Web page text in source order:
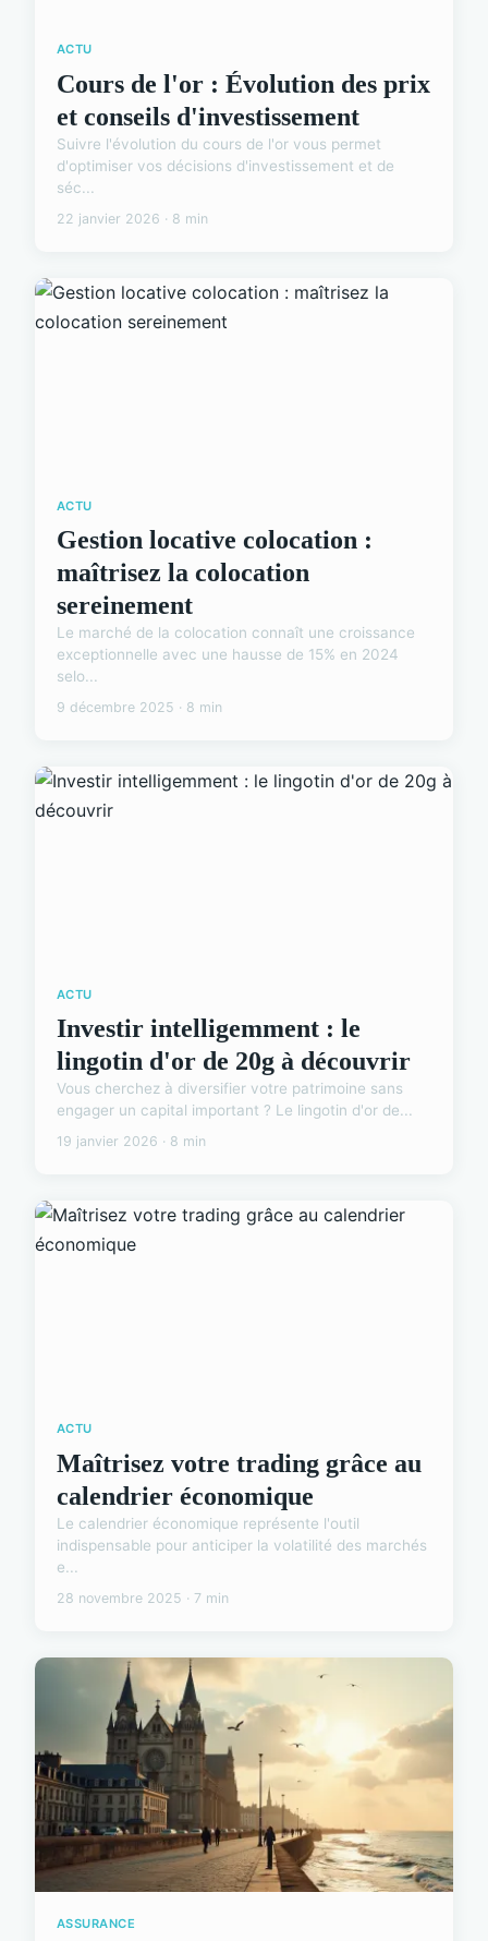
ACTU
Cours de l'or : Évolution des prix
et conseils d'investissement
Suivre l'évolution du cours de l'or vous permet
d'optimiser vos décisions d'investissement et de
séc...
22 janvier 2026 · 8 min
ACTU
Gestion locative colocation :
maîtrisez la colocation
sereinement
Le marché de la colocation connaît une croissance
exceptionnelle avec une hausse de 15% en 2024
selo...
9 décembre 2025 · 8 min
ACTU
Investir intelligemment : le
lingotin d'or de 20g à découvrir
Vous cherchez à diversifier votre patrimoine sans
engager un capital important ? Le lingotin d'or de...
19 janvier 2026 · 8 min
ACTU
Maîtrisez votre trading grâce au
calendrier économique
Le calendrier économique représente l'outil
indispensable pour anticiper la volatilité des marchés
e...
28 novembre 2025 · 7 min
ASSURANCE